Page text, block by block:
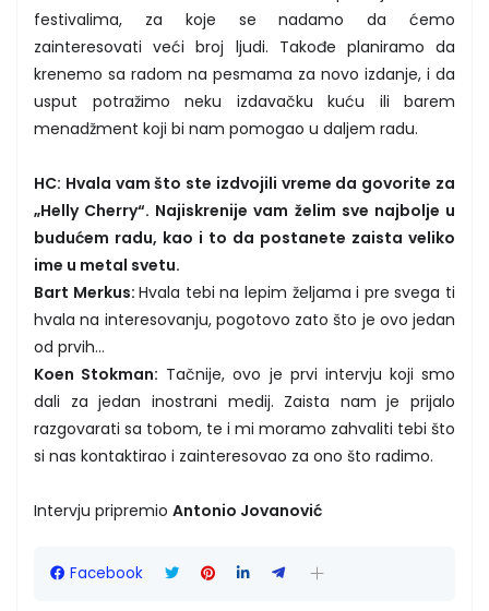
festivalima, za koje se nadamo da ćemo
zainteresovati veći broj ljudi. Takođe planiramo da
krenemo sa radom na pesmama za novo izdanje, i da
usput potražimo neku izdavačku kuću ili barem
menadžment koji bi nam pomogao u daljem radu.
HC: Hvala vam što ste izdvojili vreme da govorite za
„Helly Cherry“. Najiskrenije vam želim sve najbolje u
budućem radu, kao i to da postanete zaista veliko
ime u metal svetu.
Bart Merkus:Hvala tebi na lepim željama i pre svega ti
hvala na interesovanju, pogotovo zato što je ovo jedan
od prvih...
Koen Stokman: Tačnije, ovo je prvi intervju koji smo
dali za jedan inostrani medij. Zaista nam je prijalo
razgovarati sa tobom, te i mi moramo zahvaliti tebi što
si nas kontaktirao i zainteresovao za ono što radimo.
Intervju pripremio Antonio Jovanović
Facebook